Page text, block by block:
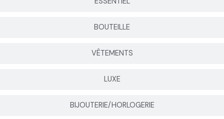
BOUTEILLE
VÊTEMENTS
LUXE
BIJOUTERIE/HORLOGERIE